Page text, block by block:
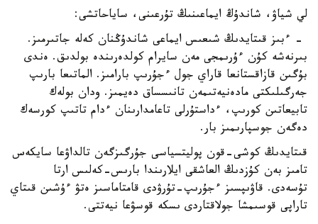
لي شياۋ، شاندۇڭ ايماعىنىڭ تۇرعىنى، ساياحاتشى:
- ءبىز قىتايدىڭ شىعىس ايماعى شاندۇڭنان كەلە جاتىرمىز.
بىرنەشە كۇن ءۇرىمجى مەن سايرام كولدەرىندە بولدىق. ەندى
بۇگىن قازاقستانعا قاراي جول ءجۇرىپ بارامىز. الماتىعا بارىپ
جەرگىلىكتى مادەنيەتىمەن تانىسساق دەيمىز. ودان بولەك
تابيعاتىن كورىپ، ءداستۇرلى تاعامدارىنان ءدام تاتىپ كورسەك
دەگەن جوسپارىمىز بار.
قىتايدىڭ كوشى-قون پوليتسياسى جۇرگىزگەن تالداۋعا سايكەس
تامىز بەن كۇزدىڭ العاشقى ايلارىندا بارىس-كەلىس ارتا
تۇسەدى. قاۋىپسىز ءجۇرىپ-تۇرۋدى قامتاماسىز ەتۋ ءۇشىن قىتاي
تاراپى قوسىمشا جولاقتاردى ىسكە قوسۋعا نيەتتى.